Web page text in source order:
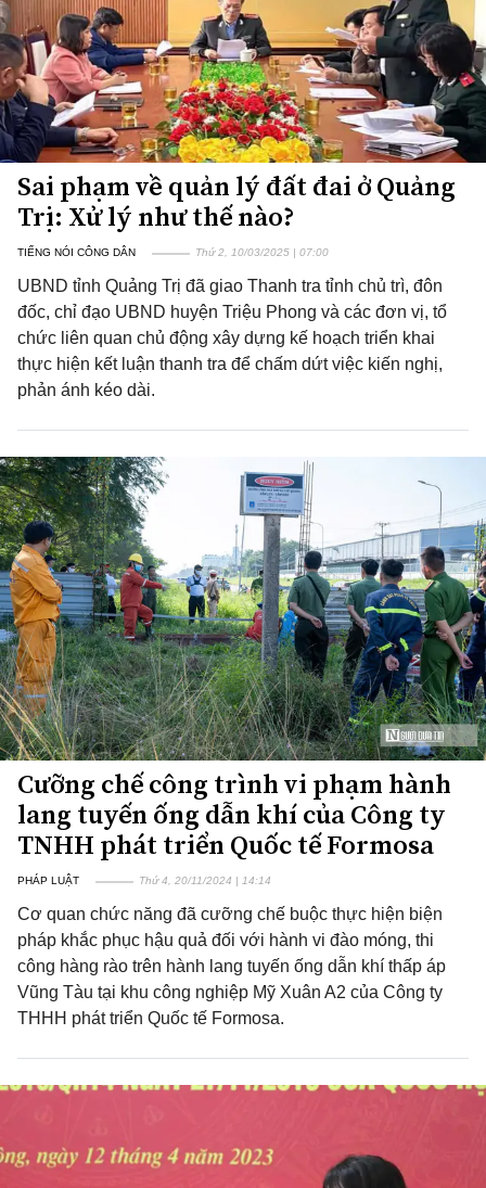
Sai phạm về quản lý đất đai ở Quảng
Trị: Xử lý như thế nào?
TIẾNG NÓI CÔNG DÂN Thứ 2, 10/03/2025 | 07:00
UBND tỉnh Quảng Trị đã giao Thanh tra tỉnh chủ trì, đôn
đốc, chỉ đạo UBND huyện Triệu Phong và các đơn vị, tổ
chức liên quan chủ động xây dựng kế hoạch triển khai
thực hiện kết luận thanh tra để chấm dứt việc kiến nghị,
phản ánh kéo dài.
Cưỡng chế công trình vi phạm hành
lang tuyến ống dẫn khí của Công ty
TNHH phát triển Quốc tế Formosa
PHÁP LUẬT Thứ 4, 20/11/2024 | 14:14
Cơ quan chức năng đã cưỡng chế buộc thực hiện biện
pháp khắc phục hậu quả đối với hành vi đào móng, thi
công hàng rào trên hành lang tuyến ống dẫn khí thấp áp
Vũng Tàu tại khu công nghiệp Mỹ Xuân A2 của Công ty
THHH phát triển Quốc tế Formosa.